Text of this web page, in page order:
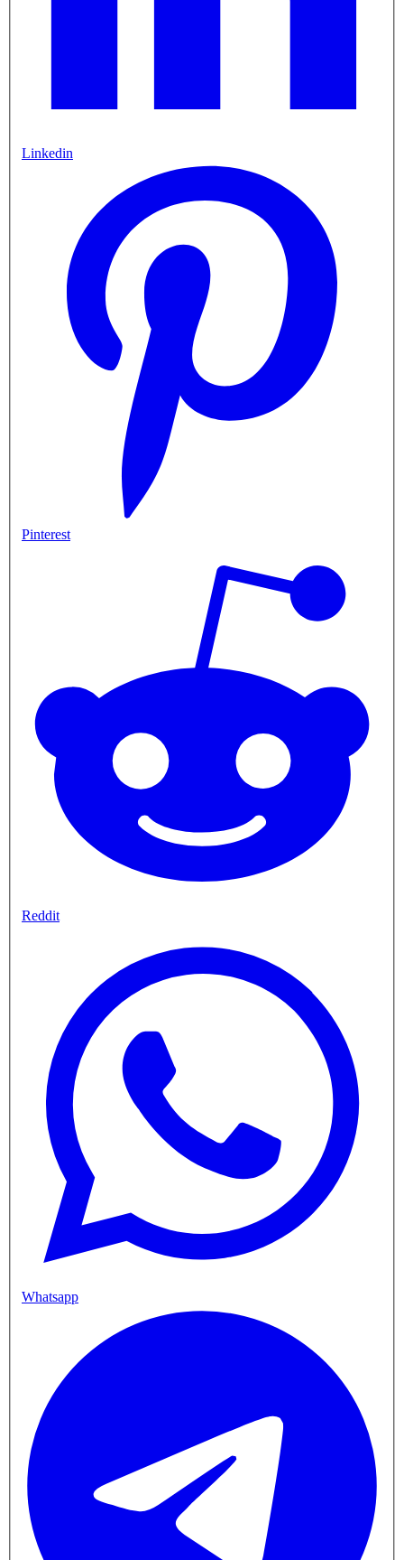
Linkedin
Pinterest
Reddit
Whatsapp